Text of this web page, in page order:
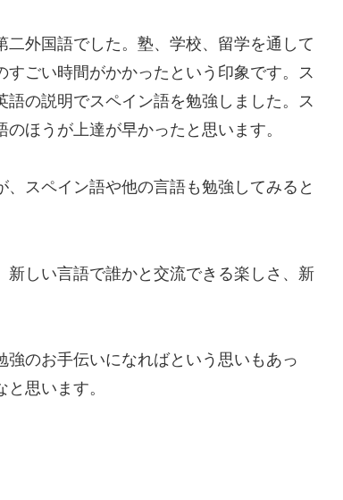
外国語でした。塾、学校、留学を通して
ごい時間がかかったという印象です。ス
の説明でスペイン語を勉強しました。ス
ほうが上達が早かったと思います。
スペイン語や他の言語も勉強してみると
しい言語で誰かと交流できる楽しさ、新
のお手伝いになればという思いもあっ
思います。